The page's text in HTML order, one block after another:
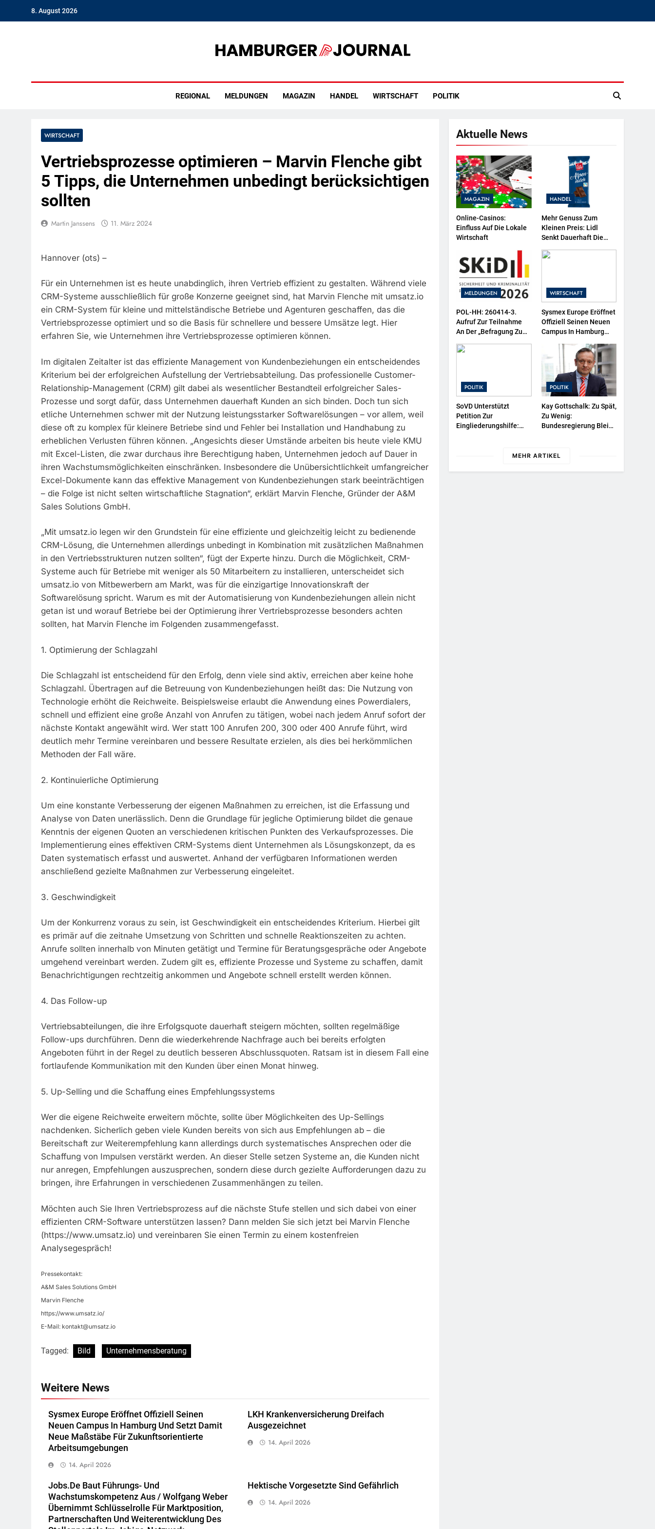
8. August 2026
REGIONAL MELDUNGEN MAGAZIN HANDEL WIRTSCHAFT POLITIK
WIRTSCHAFT
Vertriebsprozesse optimieren – Marvin Flenche gibt
5 Tipps, die Unternehmen unbedingt berücksichtigen
sollten
Martin Janssens 11. März 2024
Hannover (ots) –
Für ein Unternehmen ist es heute unabdinglich, ihren Vertrieb effizient zu gestalten. Während viele
CRM-Systeme ausschließlich für große Konzerne geeignet sind, hat Marvin Flenche mit umsatz.io
ein CRM-System für kleine und mittelständische Betriebe und Agenturen geschaffen, das die
Vertriebsprozesse optimiert und so die Basis für schnellere und bessere Umsätze legt. Hier
erfahren Sie, wie Unternehmen ihre Vertriebsprozesse optimieren können.
Im digitalen Zeitalter ist das effiziente Management von Kundenbeziehungen ein entscheidendes
Kriterium bei der erfolgreichen Aufstellung der Vertriebsabteilung. Das professionelle Customer-
Relationship-Management (CRM) gilt dabei als wesentlicher Bestandteil erfolgreicher Sales-
Prozesse und sorgt dafür, dass Unternehmen dauerhaft Kunden an sich binden. Doch tun sich
etliche Unternehmen schwer mit der Nutzung leistungsstarker Softwarelösungen – vor allem, weil
diese oft zu komplex für kleinere Betriebe sind und Fehler bei Installation und Handhabung zu
erheblichen Verlusten führen können. „Angesichts dieser Umstände arbeiten bis heute viele KMU
mit Excel-Listen, die zwar durchaus ihre Berechtigung haben, Unternehmen jedoch auf Dauer in
ihren Wachstumsmöglichkeiten einschränken. Insbesondere die Unübersichtlichkeit umfangreicher
Excel-Dokumente kann das effektive Management von Kundenbeziehungen stark beeinträchtigen
– die Folge ist nicht selten wirtschaftliche Stagnation“, erklärt Marvin Flenche, Gründer der A&M
Sales Solutions GmbH.
„Mit umsatz.io legen wir den Grundstein für eine effiziente und gleichzeitig leicht zu bedienende
CRM-Lösung, die Unternehmen allerdings unbedingt in Kombination mit zusätzlichen Maßnahmen
in den Vertriebsstrukturen nutzen sollten“, fügt der Experte hinzu. Durch die Möglichkeit, CRM-
Systeme auch für Betriebe mit weniger als 50 Mitarbeitern zu installieren, unterscheidet sich
umsatz.io von Mitbewerbern am Markt, was für die einzigartige Innovationskraft der
Softwarelösung spricht. Warum es mit der Automatisierung von Kundenbeziehungen allein nicht
getan ist und worauf Betriebe bei der Optimierung ihrer Vertriebsprozesse besonders achten
sollten, hat Marvin Flenche im Folgenden zusammengefasst.
1. Optimierung der Schlagzahl
Die Schlagzahl ist entscheidend für den Erfolg, denn viele sind aktiv, erreichen aber keine hohe
Schlagzahl. Übertragen auf die Betreuung von Kundenbeziehungen heißt das: Die Nutzung von
Technologie erhöht die Reichweite. Beispielsweise erlaubt die Anwendung eines Powerdialers,
schnell und effizient eine große Anzahl von Anrufen zu tätigen, wobei nach jedem Anruf sofort der
nächste Kontakt angewählt wird. Wer statt 100 Anrufen 200, 300 oder 400 Anrufe führt, wird
deutlich mehr Termine vereinbaren und bessere Resultate erzielen, als dies bei herkömmlichen
Methoden der Fall wäre.
2. Kontinuierliche Optimierung
Um eine konstante Verbesserung der eigenen Maßnahmen zu erreichen, ist die Erfassung und
Analyse von Daten unerlässlich. Denn die Grundlage für jegliche Optimierung bildet die genaue
Kenntnis der eigenen Quoten an verschiedenen kritischen Punkten des Verkaufsprozesses. Die
Implementierung eines effektiven CRM-Systems dient Unternehmen als Lösungskonzept, da es
Daten systematisch erfasst und auswertet. Anhand der verfügbaren Informationen werden
anschließend gezielte Maßnahmen zur Verbesserung eingeleitet.
3. Geschwindigkeit
Um der Konkurrenz voraus zu sein, ist Geschwindigkeit ein entscheidendes Kriterium. Hierbei gilt
es primär auf die zeitnahe Umsetzung von Schritten und schnelle Reaktionszeiten zu achten.
Anrufe sollten innerhalb von Minuten getätigt und Termine für Beratungsgespräche oder Angebote
umgehend vereinbart werden. Zudem gilt es, effiziente Prozesse und Systeme zu schaffen, damit
Benachrichtigungen rechtzeitig ankommen und Angebote schnell erstellt werden können.
4. Das Follow-up
Vertriebsabteilungen, die ihre Erfolgsquote dauerhaft steigern möchten, sollten regelmäßige
Follow-ups durchführen. Denn die wiederkehrende Nachfrage auch bei bereits erfolgten
Angeboten führt in der Regel zu deutlich besseren Abschlussquoten. Ratsam ist in diesem Fall eine
fortlaufende Kommunikation mit den Kunden über einen Monat hinweg.
5. Up-Selling und die Schaffung eines Empfehlungssystems
Wer die eigene Reichweite erweitern möchte, sollte über Möglichkeiten des Up-Sellings
nachdenken. Sicherlich geben viele Kunden bereits von sich aus Empfehlungen ab – die
Bereitschaft zur Weiterempfehlung kann allerdings durch systematisches Ansprechen oder die
Schaffung von Impulsen verstärkt werden. An dieser Stelle setzen Systeme an, die Kunden nicht
nur anregen, Empfehlungen auszusprechen, sondern diese durch gezielte Aufforderungen dazu zu
bringen, ihre Erfahrungen in verschiedenen Zusammenhängen zu teilen.
Möchten auch Sie Ihren Vertriebsprozess auf die nächste Stufe stellen und sich dabei von einer
effizienten CRM-Software unterstützen lassen? Dann melden Sie sich jetzt bei Marvin Flenche
(https://www.umsatz.io) und vereinbaren Sie einen Termin zu einem kostenfreien
Analysegespräch!
Pressekontakt:
A&M Sales Solutions GmbH
Marvin Flenche
https://www.umsatz.io/
E-Mail: kontakt@umsatz.io
Tagged: Bild Unternehmensberatung
Weitere News
Sysmex Europe Eröffnet Offiziell Seinen
Neuen Campus In Hamburg Und Setzt Damit
Neue Maßstäbe Für Zukunftsorientierte
Arbeitsumgebungen
14. April 2026
LKH Krankenversicherung Dreifach
Ausgezeichnet
14. April 2026
Jobs.de Baut Führungs- Und
Wachstumskompetenz Aus / Wolfgang Weber
Übernimmt Schlüsselrolle Für Marktposition,
Partnerschaften Und Weiterentwicklung Des
Hektische Vorgesetzte Sind Gefährlich
14. April 2026
Aktuelle News
MAGAZIN
Online-Casinos:
Einfluss Auf Die Lokale
Wirtschaft
HANDEL
Mehr Genuss Zum
Kleinen Preis: Lidl
Senkt Dauerhaft Die
26 Schokoladenartikel
MELDUNGEN
POL-HH: 260414-3.
Aufruf Zur Teilnahme
An Der „Befragung Zu
Kriminalität In
WIRTSCHAFT
Sysmex Europe Eröffnet
Offiziell Seinen Neuen
Campus In Hamburg
Maßstäbe Für
Zukunftsorientierte
Arbeitsumgebungen
POLITIK
SoVD Unterstützt
Petition Zur
Eingliederungshilfe:
POLITIK
Kay Gottschalk: Zu Spät,
Zu Wenig:
Bundesregierung Bleibt
MEHR ARTIKEL